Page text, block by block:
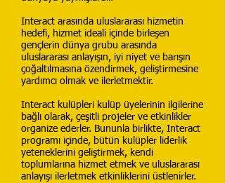
Interact arasında uluslararası hizmetin
hedefi, hizmet ideali içinde birleşen
gençlerin dünya grubu arasında
uluslararası anlayışın, iyi niyet ve barışın
çoğaltılmasına özendirmek, geliştirmesine
yardımcı olmak ve ilerletmektir.
Interact kulüpleri kulüp üyelerinin ilgilerine
bağlı olarak, çeşitli projeler ve etkinlikler
organize ederler. Bununla birlikte, Interact
programı içinde, bütün kulüpler liderlik
yeteneklerini geliştirmek, kendi
toplumlarına hizmet etmek ve uluslararası
anlayışı ilerletmek etkinliklerini üstlenirler.